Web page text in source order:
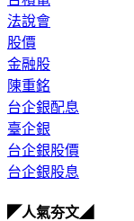
法說會
股價
金融股
陳重銘
台企銀配息
臺企銀
台企銀股價
台企銀股息
◤人氣夯文◢